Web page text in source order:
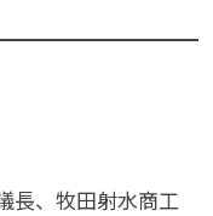
長、牧田射水商工